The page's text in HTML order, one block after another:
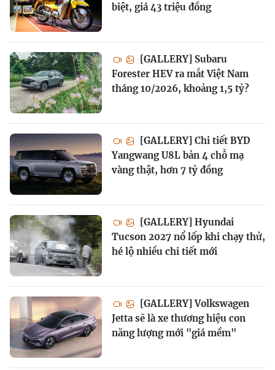
biệt, giá 43 triệu đồng
[GALLERY] Subaru
Forester HEV ra mắt Việt Nam
tháng 10/2026, khoảng 1,5 tỷ?
[GALLERY] Chi tiết BYD
Yangwang U8L bản 4 chỗ mạ
vàng thật, hơn 7 tỷ đồng
[GALLERY] Hyundai
Tucson 2027 nổ lốp khi chạy thử,
hé lộ nhiều chi tiết mới
[GALLERY] Volkswagen
Jetta sẽ là xe thương hiệu con
năng lượng mới "giá mềm"